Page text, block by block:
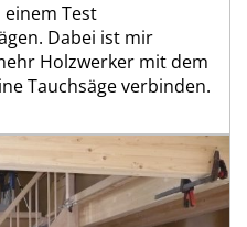
Test
Dabei ist mir
Holzwerker mit dem
Tauchsäge verbinden.